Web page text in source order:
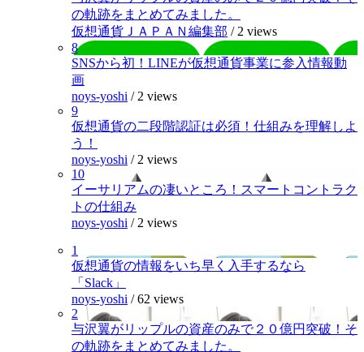
の軌跡をまとめてみました。
仮想通貨ＪＡＰＡＮ編集部 / 2 views
8
SNSから初！LINEが仮想通貨事業に参入情報動
画
noys-yoshi / 2 views
9
仮想通貨の二段階認証は必須！仕組みを理解しよ
う！
noys-yoshi / 2 views
10
イーサリアムの凄いところ！スマートコントラク
トの仕組み
noys-yoshi / 2 views
1
仮想通貨の情報をいち早く入手するなら
「Slack」
noys-yoshi /62 views
2
与沢翼がリップルの資産のみで２０億円突破！そ
の軌跡をまとめてみました。